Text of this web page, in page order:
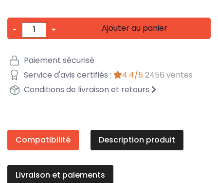
- + Ajouter au panier
Paiement sécurisé
Service d'avis certifiés :
4.4/5 2456 ventes
Conditions de livraison et retours
Compatibilité Description produit
Livraison et paiements